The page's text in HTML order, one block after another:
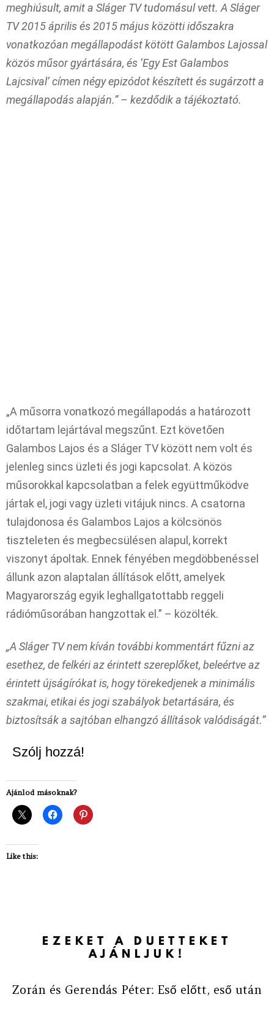
meghiúsult, amit a Sláger TV tudomásul vett. A Sláger
TV 2015 április és 2015 május közötti időszakra
vonatkozóan megállapodást kötött Galambos Lajossal
közös műsor gyártására, és ’Egy Est Galambos
Lajcsival’ címen négy epizódot készített és sugárzott a
megállapodás alapján.” – kezdődik a tájékoztató.
„A műsorra vonatkozó megállapodás a határozott
időtartam lejártával megszűnt. Ezt követően
Galambos Lajos és a Sláger TV között nem volt és
jelenleg sincs üzleti és jogi kapcsolat. A közös
műsorokkal kapcsolatban a felek együttműködve
jártak el, jogi vagy üzleti vitájuk nincs. A csatorna
tulajdonosa és Galambos Lajos a kölcsönös
tiszteleten és megbecsülésen alapul, korrekt
viszonyt ápoltak. Ennek fényében megdöbbenéssel
állunk azon alaptalan állítások előtt, amelyek
Magyarország egyik leghallgatottabb reggeli
rádióműsorában hangzottak el.” – közölték.
„A Sláger TV nem kíván további kommentárt fűzni az
esethez, de felkéri az érintett szereplőket, beleértve az
érintett újságírókat is, hogy törekedjenek a minimális
szakmai, etikai és jogi szabályok betartására, és
biztosítsák a sajtóban elhangzó állítások valódiságát.”
Szólj hozzá!
Ajánlod másoknak?
Like this:
EZEKET A DUETTEKET
AJÁNLJUK!
Zorán és Gerendás Péter: Eső előtt, eső után